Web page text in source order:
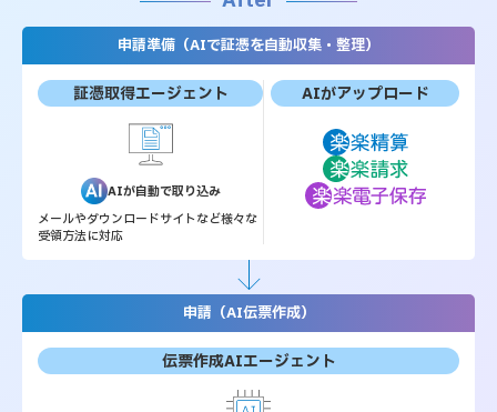
申請準備（AIで証憑を自動収集・整理）
証憑取得エージェント
AIが自動で取り込み
メールやダウンロードサイトなど様々な
受領方法に対応
AIがアップロード
申請（AI伝票作成）
伝票作成AIエージェント